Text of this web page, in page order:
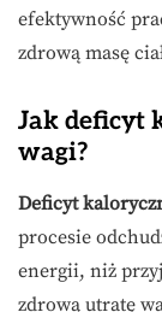
efektywność
zdrową masę
Jak deficyt
wagi?
Deficyt
procesie
energii, niż
zdrową utratę